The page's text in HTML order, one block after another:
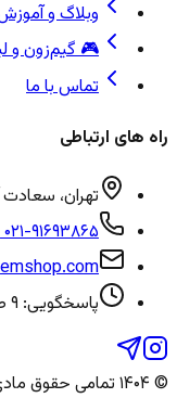
وبلاگ و
🎮 گیم‌زون و
تماس با ما
راه های ارتباطی
تهران، سعادت
۰۲۱-۹۱۶۹۳۸۶۵ (۱۰ خط)
پاسخگویی: ۹ صبح تا ۱۲ شب
© ۱۴۰۴ تمامی حقوق مادی و معنوی برای